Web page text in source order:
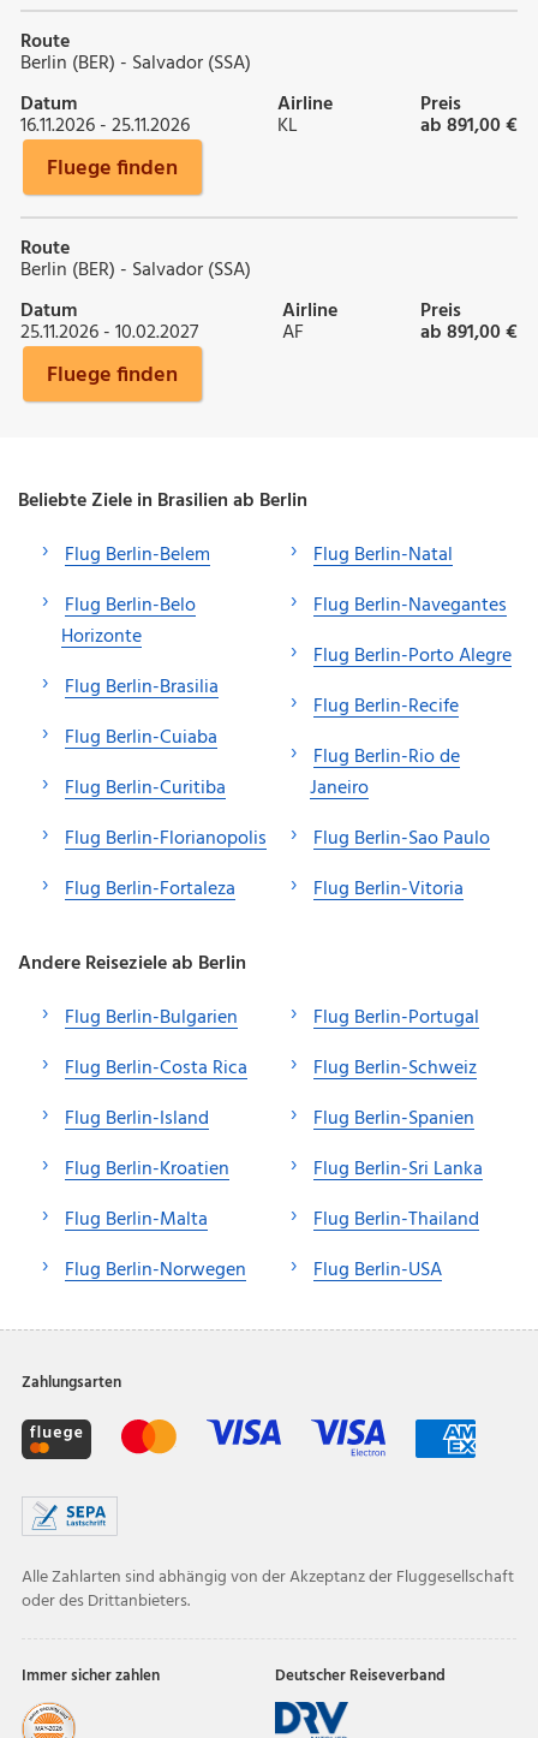
Route
Berlin (BER) - Salvador (SSA)
Datum
16.11.2026 - 25.11.2026
Airline
KL
Preis
ab 891,00 €
Fluege finden
Route
Berlin (BER) - Salvador (SSA)
Datum
25.11.2026 - 10.02.2027
Airline
AF
Preis
ab 891,00 €
Fluege finden
Beliebte Ziele in Brasilien ab Berlin
Flug Berlin-Belem
Flug Berlin-Belo
Horizonte
Flug Berlin-Brasilia
Flug Berlin-Cuiaba
Flug Berlin-Curitiba
Flug Berlin-Florianopolis
Flug Berlin-Fortaleza
Flug Berlin-Natal
Flug Berlin-Navegantes
Flug Berlin-Porto Alegre
Flug Berlin-Recife
Flug Berlin-Rio de
Janeiro
Flug Berlin-Sao Paulo
Flug Berlin-Vitoria
Andere Reiseziele ab Berlin
Flug Berlin-Bulgarien
Flug Berlin-Costa Rica
Flug Berlin-Island
Flug Berlin-Kroatien
Flug Berlin-Malta
Flug Berlin-Norwegen
Flug Berlin-Portugal
Flug Berlin-Schweiz
Flug Berlin-Spanien
Flug Berlin-Sri Lanka
Flug Berlin-Thailand
Flug Berlin-USA